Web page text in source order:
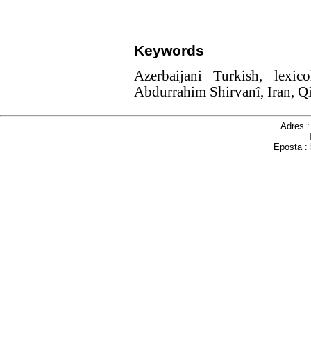
Keywords
Azerbaijani Turkish,
Abdurrahim Shirvanî, Iran,
Adres
Eposta :